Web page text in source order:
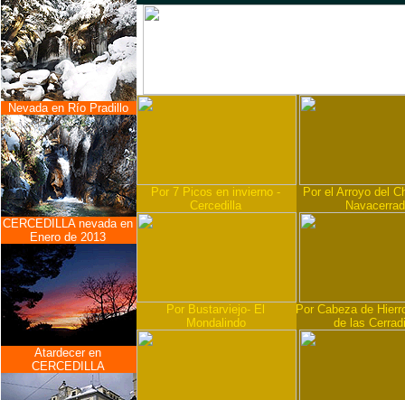
Nevada en Río Pradillo
CERCEDILLA nevada en
Enero de 2013
Atardecer en
CERCEDILLA
Por 7 Picos en invierno -
Cercedilla
Por el Arroyo del
Por Bustarviejo- El
Mondalindo
Por Cabeza de
de las